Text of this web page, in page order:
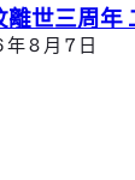
離世三周年
年 8 月 7 日